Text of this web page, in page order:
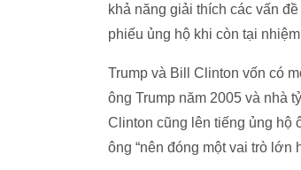
khả năng giải thích các vấn
phiếu ủng hộ khi còn tại
Trump và Bill Clinton vốn có
ông Trump năm 2005 và nhà
Clinton cũng lên tiếng ủng hộ
ông “nên đóng một vai trò lớn